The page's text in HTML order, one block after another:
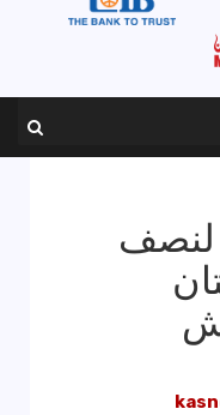
لنصف